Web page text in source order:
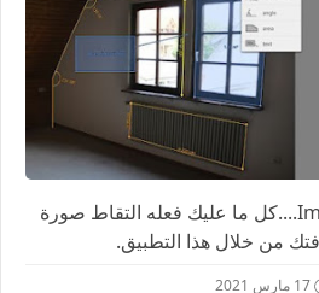
ImageMeter Pro v3.5.12....كل ما عليك فعله التقاط صورة
من خلال هذا التطبيق.
17 مارس 2021